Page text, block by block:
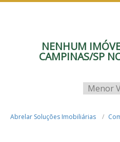
NENHUM
CAMPINAS/SP
Abrelar Soluções Imobiliárias